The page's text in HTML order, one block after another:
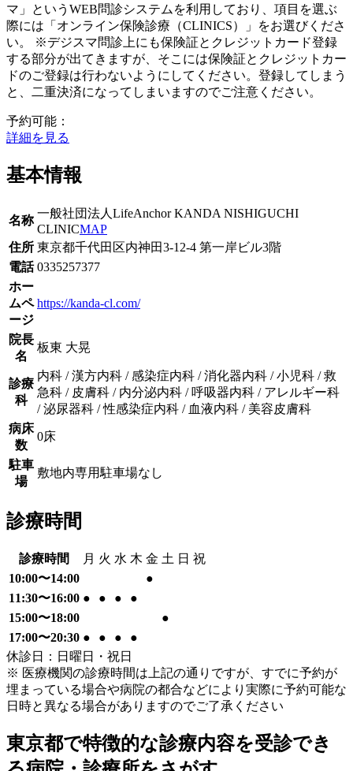
マ」というWEB問診システムを利用しており、項目を選ぶ
際には「オンライン保険診療（CLINICS）」をお選びくださ
い。 ※デジスマ問診上にも保険証とクレジットカード登録
する部分が出てきますが、そこには保険証とクレジットカー
ドのご登録は行わないようにしてください。登録してしまう
と、二重決済になってしまいますのでご注意ください。
予約可能：
詳細を見る
基本情報
名称
一般社団法人LifeAnchor KANDA NISHIGUCHI
CLINICMAP
住所 東京都千代田区内神田3-12-4 第一岸ビル3階
電話 0335257377
ホー
ムペ
ージ
https://kanda-cl.com/
院長
名
板東 大晃
診療
科
内科 / 漢方内科 / 感染症内科 / 消化器内科 / 小児科 / 救
急科 / 皮膚科 / 内分泌内科 / 呼吸器内科 / アレルギー科
/ 泌尿器科 / 性感染症内科 / 血液内科 / 美容皮膚科
病床
数
0床
駐車
場
敷地内専用駐車場なし
診療時間
診療時間 月 火 水 木 金 土 日 祝
10:00〜14:00
●
11:30〜16:00 ● ● ●
●
15:00〜18:00
●
17:00〜20:30 ● ● ●
●
休診日：日曜日・祝日
※ 医療機関の診療時間は上記の通りですが、すでに予約が
埋まっている場合や病院の都合などにより実際に予約可能な
日時と異なる場合がありますのでご了承ください
東京都で特徴的な診療内容を受診でき